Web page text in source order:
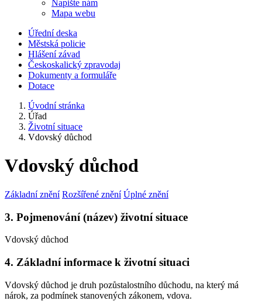
Napište nám
Mapa webu
Úřední deska
Městská policie
Hlášení závad
Českoskalický zpravodaj
Dokumenty a formuláře
Dotace
Úvodní stránka
Úřad
Životní situace
Vdovský důchod
Vdovský důchod
Základní znění Rozšířené znění Úplné znění
3. Pojmenování (název) životní situace
Vdovský důchod
4. Základní informace k životní situaci
Vdovský důchod je druh pozůstalostního důchodu, na který má
nárok, za podmínek stanovených zákonem, vdova.